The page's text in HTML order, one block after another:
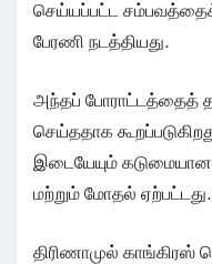
செய்யப்பட்ட
பேரணி நடத்தியது.
அந்தப் போராட்டத்தைத்
செய்ததாக
இடையேயும்
மற்றும் மோதல் ஏற்பட்டது.
திரிணாமுல்